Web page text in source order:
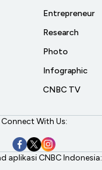
Entrepreneur
Research
Photo
Infographic
CNBC TV
Connect With Us:
aplikasi CNBC Indonesia: